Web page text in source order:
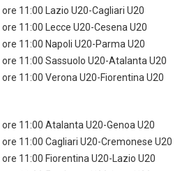
11:00 Lazio U20-Cagliari U20
11:00 Lecce U20-Cesena U20
11:00 Napoli U20-Parma U20
11:00 Sassuolo U20-Atalanta U20
11:00 Verona U20-Fiorentina U20
11:00 Atalanta U20-Genoa U20
11:00 Cagliari U20-Cremonese U20
11:00 Fiorentina U20-Lazio U20